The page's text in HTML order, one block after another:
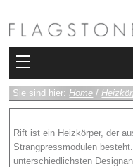
Kollektionen
Bad
Heizkörper
Sie sind hier: Home /
Rift ist ein Heizkörper, der
Strangpressmodulen
unterschiedlichsten